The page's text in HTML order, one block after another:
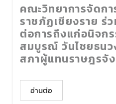
คณะวิทยาการจัดก
ราชภัฏเชียงราย ร่
ต่อการถึงแก่อนิจก
สมบูรณ์ วันไชยธน
สภาผู้แทนราษฎรจั
อ่านต่อ